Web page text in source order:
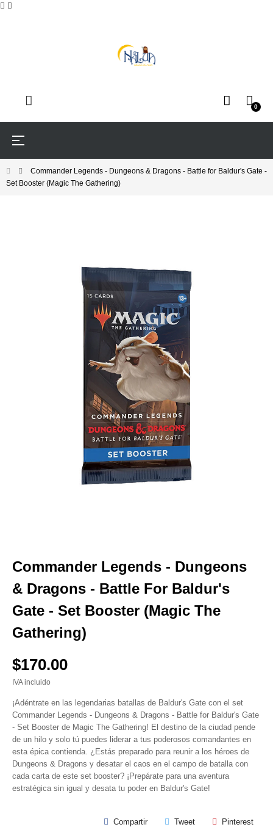
0
Navegación
☰
Commander Legends - Dungeons & Dragons - Battle for Baldur's Gate -
Set Booster (Magic The Gathering)
Commander Legends - Dungeons
& Dragons - Battle For Baldur's
Gate - Set Booster (Magic The
Gathering)
$170.00
IVA incluido
¡Adéntrate en las legendarias batallas de Baldur's Gate con el set
Commander Legends - Dungeons & Dragons - Battle for Baldur's Gate
- Set Booster de Magic The Gathering! El destino de la ciudad pende
de un hilo y solo tú puedes liderar a tus poderosos comandantes en
esta épica contienda. ¿Estás preparado para reunir a los héroes de
Dungeons & Dragons y desatar el caos en el campo de batalla con
cada carta de este set booster? ¡Prepárate para una aventura
estratégica sin igual y desata tu poder en Baldur's Gate!
Compartir Tweet Pinterest